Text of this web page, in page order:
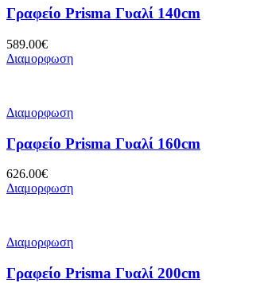
Γραφείο Prisma Γυαλί 140cm
589.00€
Διαμορφωση
Διαμορφωση
Γραφείο Prisma Γυαλί 160cm
626.00€
Διαμορφωση
Διαμορφωση
Γραφείο Prisma Γυαλί 200cm